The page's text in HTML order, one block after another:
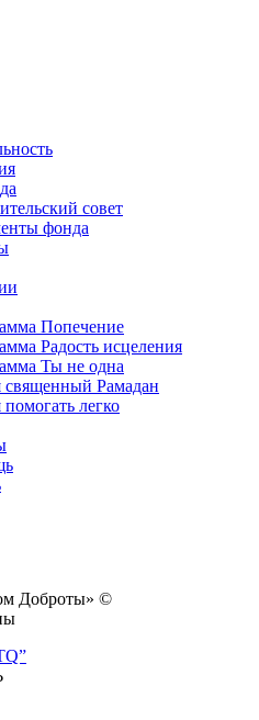
совет
фонда
Попечение
Радость исцеления
Ты не одна
Рамадан
легко
Доброты» ©